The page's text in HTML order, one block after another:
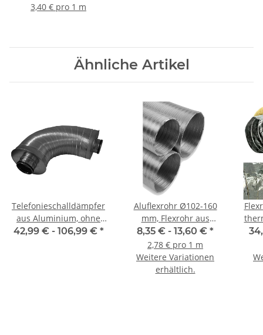
3,40 € pro 1 m
Ähnliche Artikel
Telefonieschalldämpfer
aus Aluminium, ohne
Dichtung, Ø 100-355
42,99 € - 106,99 € *
Aluflexrohr Ø102-160
mm, Flexrohr aus
Aluminium,
Lüftungsschlauch 3m
8,35 € - 13,60 € *
2,78 € pro 1 m
Weitere Variationen
erhältlich.